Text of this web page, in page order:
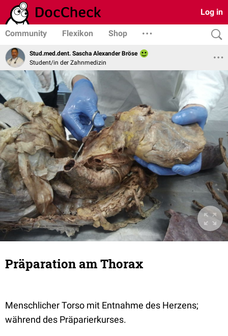
Log in
Community Flexikon Shop
Stud.med.dent. Sascha Alexander Bröse
Student/in der Zahnmedizin
Präparation am Thorax
Menschlicher Torso mit Entnahme des Herzens;
während des Präparierkurses.